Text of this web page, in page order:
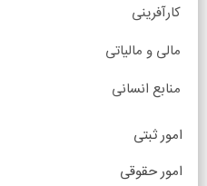
کارآفرینی
مالی و مالیاتی
منابع انسانی
امور ثبتی
امور حقوقی